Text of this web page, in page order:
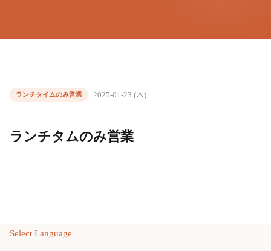
ランチタイムのみ営業 2025-01-23 (木)
ランチタムのみ営業
Select Language